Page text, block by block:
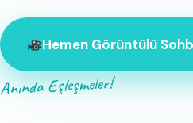
Hemen Görüntülü
Anında Eşleşmeler!